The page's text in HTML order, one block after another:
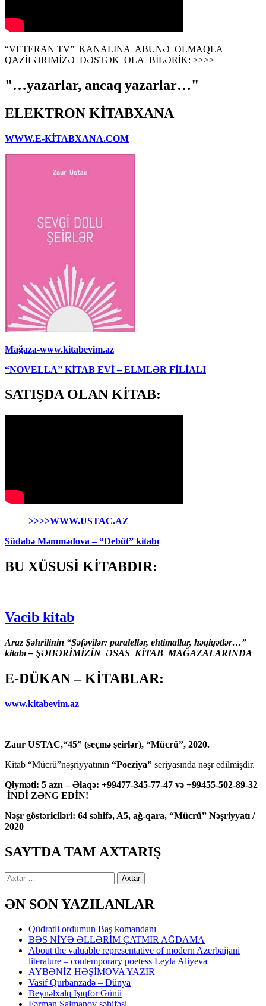
“VETERAN TV” KANALINA ABUNƏ OLMAQLA
QAZİLƏRIMİZƏ DƏSTƏK OLA BİLƏRİK: >>>>
"…yazarlar, ancaq yazarlar…"
ELEKTRON KİTABXANA
WWW.E-KİTABXANA.COM
Mağaza-www.kitabevim.az
“NOVELLA” KİTAB EVİ – ELMLƏR FİLİALI
SATIŞDA OLAN KİTAB:
>>>>WWW.USTAC.AZ
Südabə Məmmədova – “Debüt” kitabı
BU XÜSUSİ KİTABDIR:
Vacib kitab
Araz Şəhrilinin “Səfəvilər: paralellər, ehtimallar, həqiqətlər…”
kitabı – ŞƏHƏRİMİZİN ƏSAS KİTAB MAĞAZALARINDA
E-DÜKAN – KİTABLAR:
www.kitabevim.az
Zaur USTAC,“45” (seçmə şeirlər), “Mücrü”, 2020.
Kitab “Mücrü”nəşriyyatının “Poeziya” seriyasında nəşr edilmişdir.
Qiyməti: 5 azn – Əlaqə: +99477-345-77-47 və +99455-502-89-32
İNDİ ZƏNG EDİN!
Nəşr göstəriciləri: 64 səhifə, A5, ağ-qara, “Mücrü” Nəşriyyatı /
2020
SAYTDA TAM AXTARIŞ
Axtarış:
ƏN SON YAZILANLAR
Qüdrətli ordumun Baş komandanı
BƏS NİYƏ ƏLLƏRİM ÇATMIR AĞDAMA
About the valuable representative of modern Azerbaijani
literature – contemporary poetess Leyla Aliyeva
AYBƏNİZ HƏŞİMOVA YAZIR
Vasif Qurbanzadə – Dünya
Beynəlxalq İşıqfor Günü